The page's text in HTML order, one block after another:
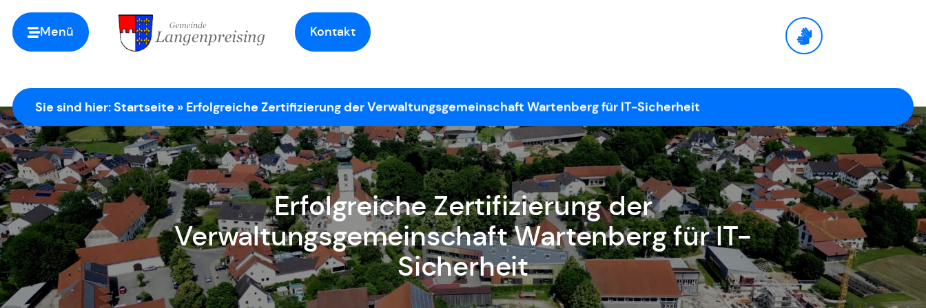
Menü Kontakt
Sie sind hier:Startseite » Erfolgreiche Zertifizierung der Verwaltungsgemeinschaft Wartenberg für IT-Sicherheit
Erfolgreiche Zertifizierung der
Verwaltungsgemeinschaft Wartenberg für IT-
Sicherheit